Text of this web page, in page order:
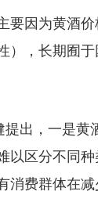
因为黄酒
，长期囿
出，一是
区分不同
费群体在